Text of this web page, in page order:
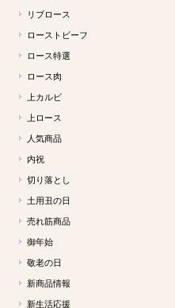
リブロース
ローストビーフ
ロース特選
ロース肉
上カルビ
上ロース
人気商品
内祝
切り落とし
土用丑の日
売れ筋商品
御年始
敬老の日
新商品情報
新生活応援